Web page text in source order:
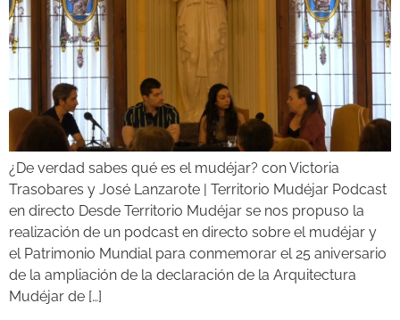
¿De verdad sabes qué es el mudéjar? con Victoria
Trasobares y José Lanzarote | Territorio Mudéjar Podcast
en directo Desde Territorio Mudéjar se nos propuso la
realización de un podcast en directo sobre el mudéjar y
el Patrimonio Mundial para conmemorar el 25 aniversario
de la ampliación de la declaración de la Arquitectura
Mudéjar de […]